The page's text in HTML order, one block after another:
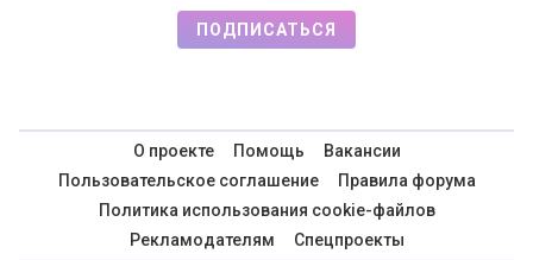
ПОДПИСАТЬСЯ
О проекте Помощь
Вакансии
Пользовательское соглашение
Правила форума
Политика использования cookie-файлов
Рекламодателям
Спецпроекты